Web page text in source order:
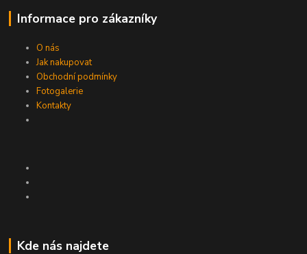
Informace pro zákazníky
O nás
Jak nakupovat
Obchodní podmínky
Fotogalerie
Kontakty
Kde nás najdete